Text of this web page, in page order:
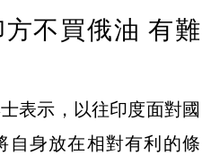
不買俄油 有難
表示，以往印度面對國
自身放在相對有利的條